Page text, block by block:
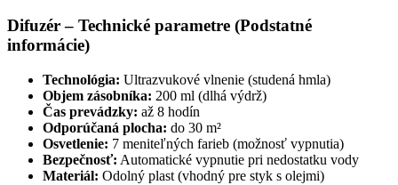
Difuzér – Technické parametre (Podstatné
informácie)
Technológia: Ultrazvukové vlnenie (studená hmla)
Objem zásobníka: 200 ml (dlhá výdrž)
Čas prevádzky: až 8 hodín
Odporúčaná plocha: do 30 m²
Osvetlenie: 7 meniteľných farieb (možnosť vypnutia)
Bezpečnosť: Automatické vypnutie pri nedostatku vody
Materiál: Odolný plast (vhodný pre styk s olejmi)